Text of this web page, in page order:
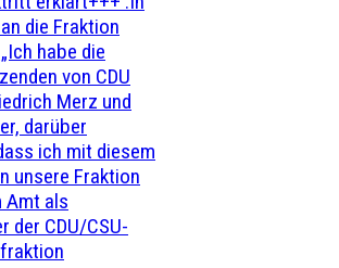
die Fraktion
habe die
von CDU
Merz und
darüber
ich mit diesem
unsere Fraktion
Amt als
der CDU/CSU-